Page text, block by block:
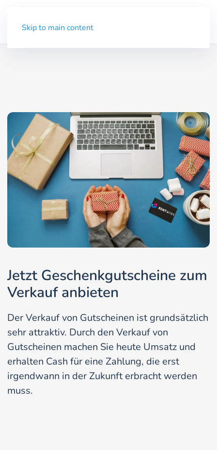
Skip to main content
Jetzt Geschenkgutscheine zum
Verkauf anbieten
Der Verkauf von Gutscheinen ist grundsätzlich
sehr attraktiv. Durch den Verkauf von
Gutscheinen machen Sie heute Umsatz und
erhalten Cash für eine Zahlung, die erst
irgendwann in der Zukunft erbracht werden
muss.